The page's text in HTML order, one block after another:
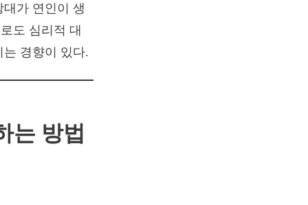
가 연인이 생
도 심리적 대
경향이 있다.
는 방법